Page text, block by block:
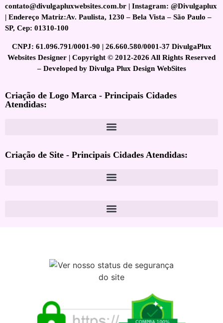
contato@divulgapluxwebsites.com.br | Instagram: @Divulgaplux
| Endereço Matriz:Av. Paulista, 1230 – Bela Vista – São Paulo –
SP, Cep: 01310-100
CNPJ: 61.096.791/0001-90 | 26.660.580/0001-37 DivulgaPlux
Websites Designer | Copyright © 2012-2026 All Rights Reserved
– Developed by Divulga Plux Design WebSites
Criação de Logo Marca - Principais Cidades
Atendidas:
Criação de Site - Principais Cidades Atendidas: